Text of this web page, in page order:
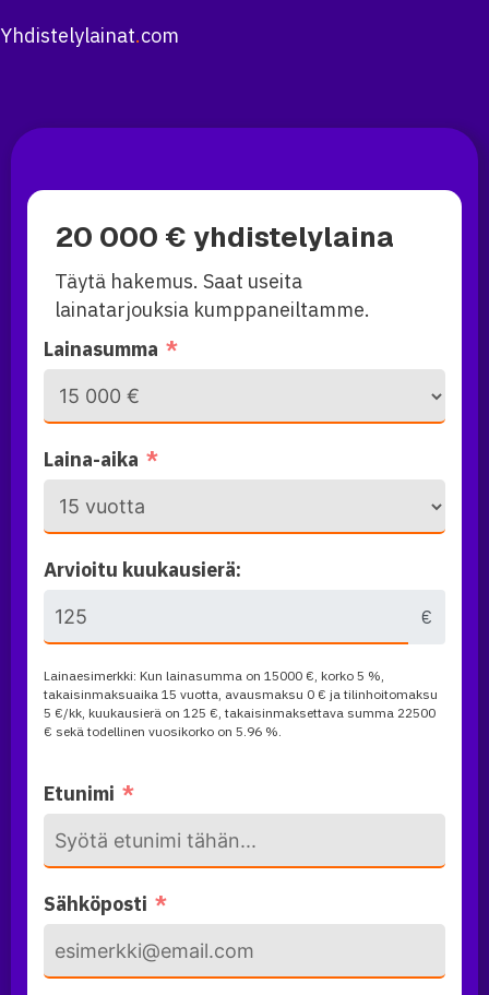
Yhdistelylainat.com
20 000 € yhdistelylaina
Täytä hakemus. Saat useita
lainatarjouksia kumppaneiltamme.
Lainasumma
Laina-aika
Arvioitu kuukausierä:
€
Lainaesimerkki: Kun lainasumma on 15000 €, korko 5 %,
takaisinmaksuaika 15 vuotta, avausmaksu 0 € ja tilinhoitomaksu
5 €/kk, kuukausierä on 125 €, takaisinmaksettava summa 22500
€ sekä todellinen vuosikorko on 5.96 %.
Etunimi
Sähköposti